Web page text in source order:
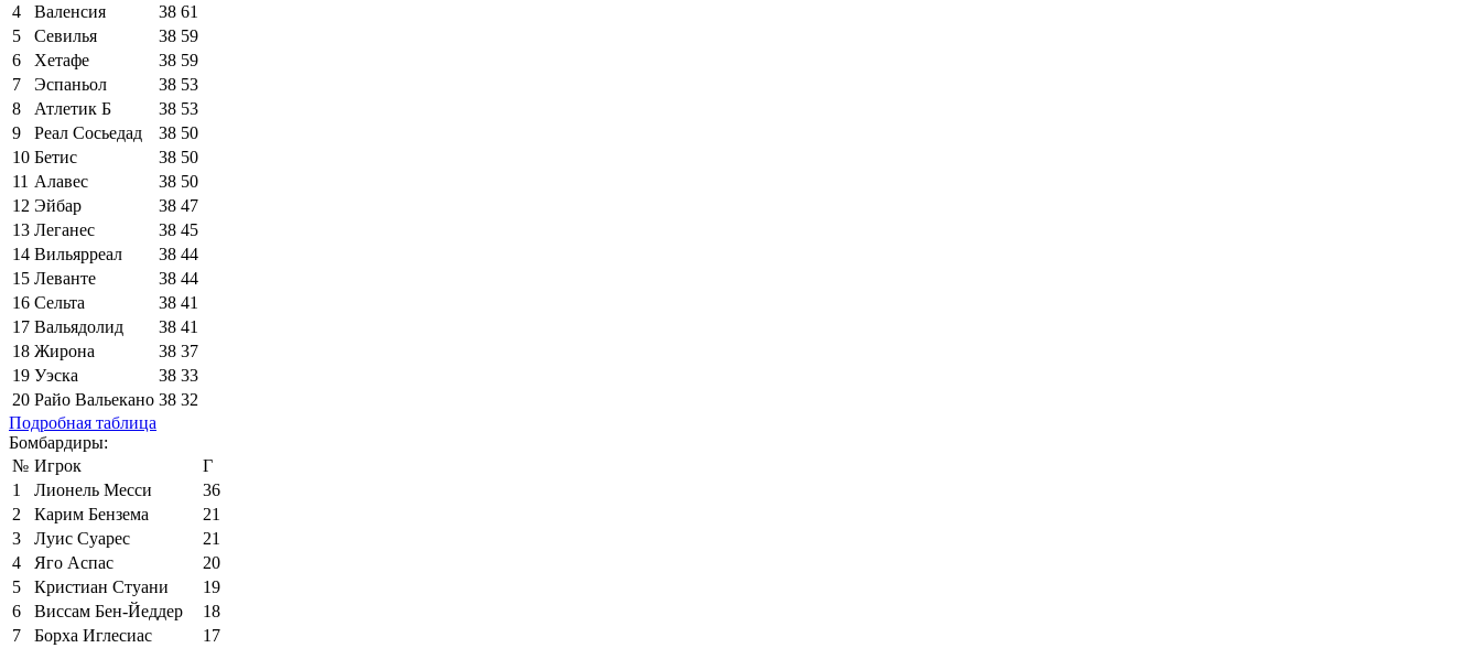
4
Валенсия 38 61
5
Севилья 38 59
6
Хетафе 38 59
7
Эспаньол 38 53
8
Атлетик Б 38 53
9
Реал Сосьедад 38 50
10 Бетис 38 50
11 Алавес 38 50
12 Эйбар 38 47
13 Леганес 38 45
14 Вильярреал 38 44
15 Леванте 38 44
16 Сельта 38 41
17 Вальядолид 38 41
18 Жирона 38 37
19 Уэска 38 33
20 Райо Вальекано 38 32
Подробная таблица
Бомбардиры:
№ Игрок
Г
1
Лионель Месси
36
2
Карим Бензема
21
3
Луис Суарес
21
4
Яго Аспас
20
5
Кристиан Стуани
19
6
Виссам Бен-Йеддер
18
7
Борха Иглесиас
17